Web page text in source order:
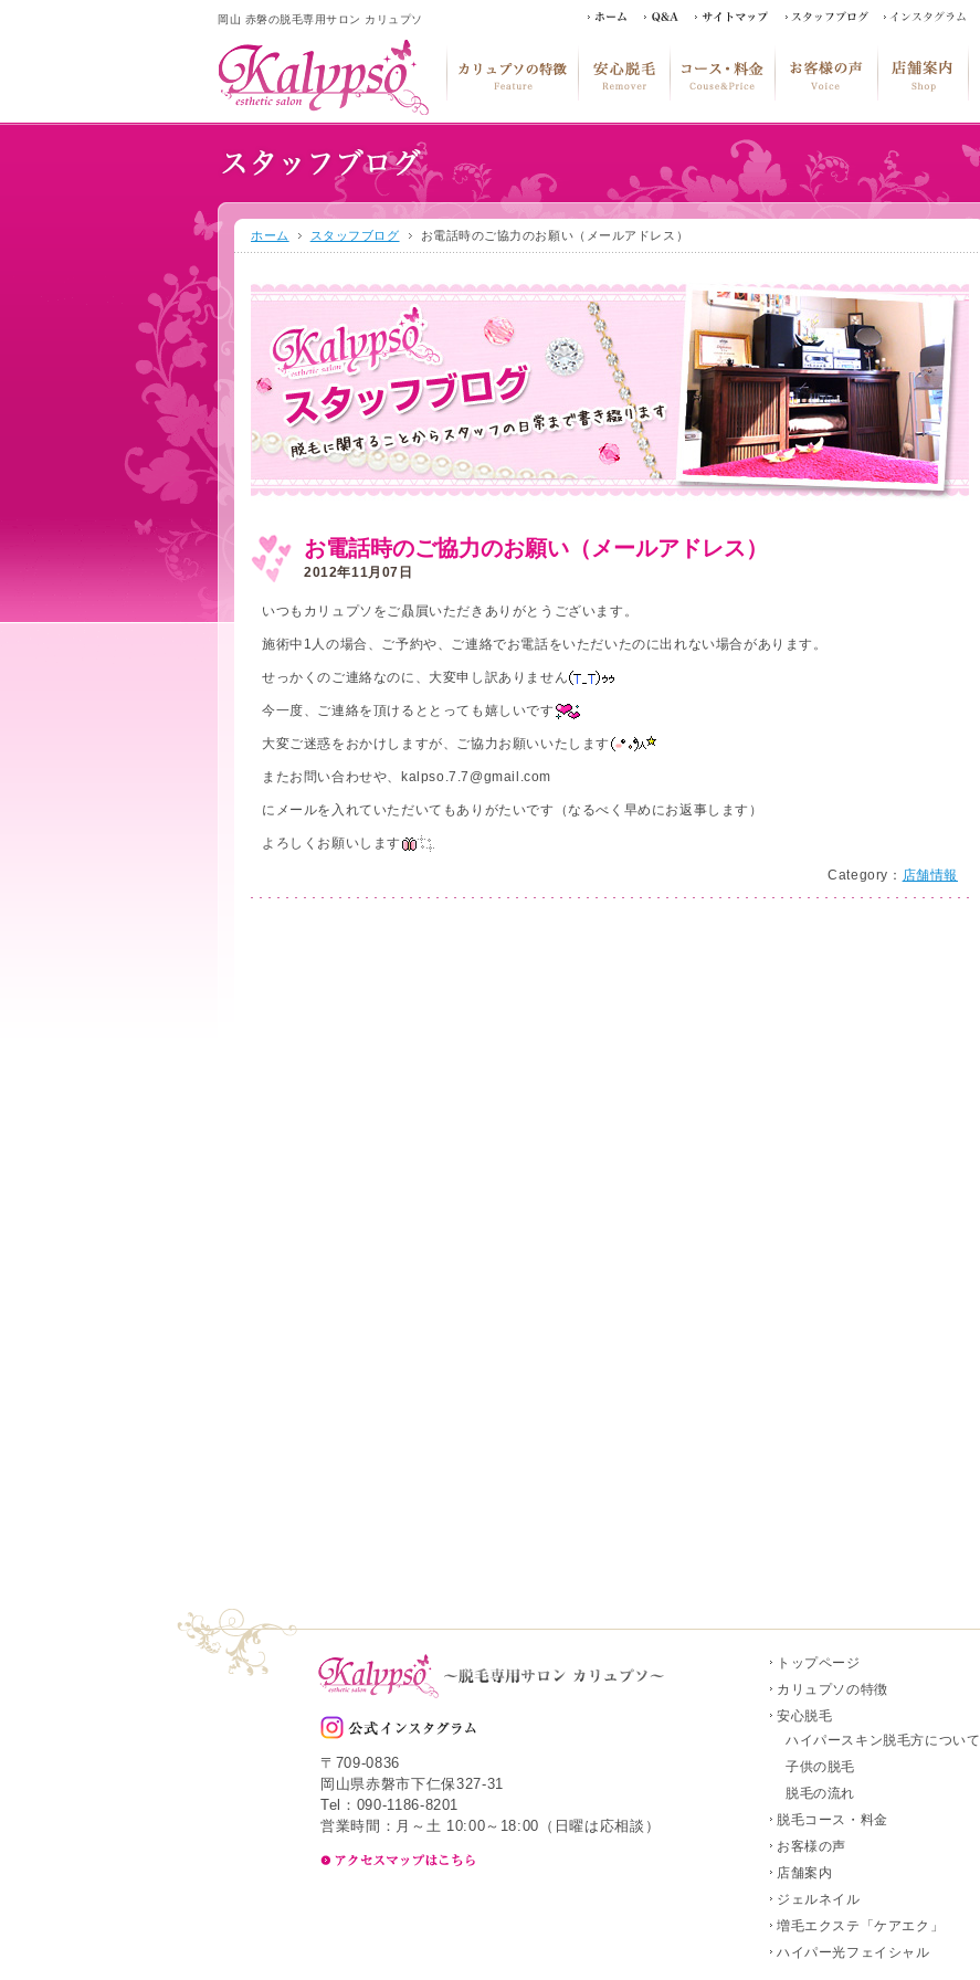
岡山 赤磐の脱毛専用サロン カリュプソ
ホーム スタッフブログ お電話時のご協力のお願い（メールアドレス）
お電話時のご協力のお願い（メールアドレス）
2012年11月07日
いつもカリュプソをご贔屓いただきありがとうございます。
施術中1人の場合、ご予約や、ご連絡でお電話をいただいたのに出れない場合があります。
せっかくのご連絡なのに、大変申し訳ありません
今一度、ご連絡を頂けるととっても嬉しいです
大変ご迷惑をおかけしますが、ご協力お願いいたします
またお問い合わせや、kalpso.7.7@gmail.com
にメールを入れていただいてもありがたいです（なるべく早めにお返事します）
よろしくお願いします
Category： 店舗情報
〒709-0836
岡山県赤磐市下仁保327-31
Tel：090-1186-8201
営業時間：月～土 10:00～18:00（日曜は応相談）
トップページ
カリュプソの特徴
安心脱毛
ハイパースキン脱毛方について
子供の脱毛
脱毛の流れ
脱毛コース・料金
お客様の声
店舗案内
ジェルネイル
増毛エクステ「ケアエク」
ハイパー光フェイシャル